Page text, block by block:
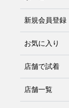
新規会員登録
お気に入り
店舗で試着
店舗一覧